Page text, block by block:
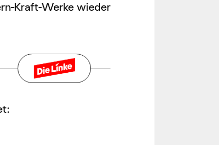
Kraft-Werke wieder